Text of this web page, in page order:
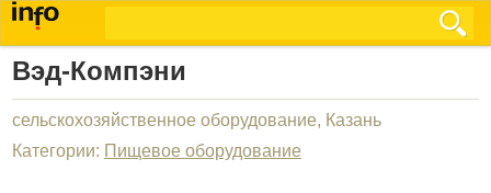
Вэд-Компэни
сельскохозяйственное оборудование, Казань
Категории: Пищевое оборудование